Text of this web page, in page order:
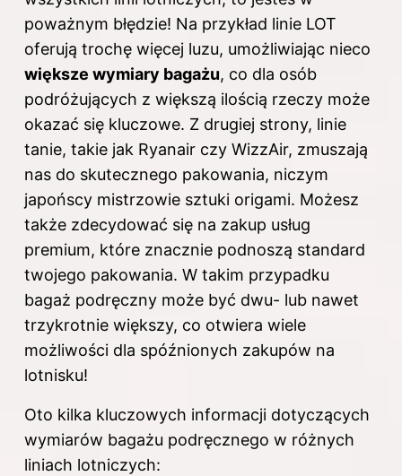
poważnym błędzie! Na przykład linie LOT
oferują trochę więcej luzu, umożliwiając nieco
większe wymiary bagażu, co dla osób
podróżujących z większą ilością rzeczy może
okazać się kluczowe. Z drugiej strony, linie
tanie, takie jak Ryanair czy WizzAir, zmuszają
nas do skutecznego pakowania, niczym
japońscy mistrzowie sztuki origami. Możesz
także zdecydować się na zakup usług
premium, które znacznie podnoszą standard
twojego pakowania. W takim przypadku
bagaż podręczny może być dwu- lub nawet
trzykrotnie większy, co otwiera wiele
możliwości dla spóźnionych zakupów na
lotnisku!
Oto kilka kluczowych informacji dotyczących
wymiarów bagażu podręcznego w różnych
liniach lotniczych: